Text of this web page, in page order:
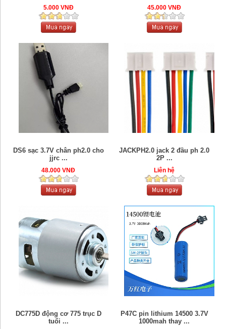
5.000 VNĐ 45.000 VNĐ
DS6 sạc 3.7V chân ph2.0 cho
jjrc ...
48.000 VNĐ
JACKPH2.0 jack 2 đầu ph 2.0
2P ...
Liên hệ
DC775D động cơ 775 trục D
tuổi ...
P47C pin lithium 14500 3.7V
1000mah thay ...